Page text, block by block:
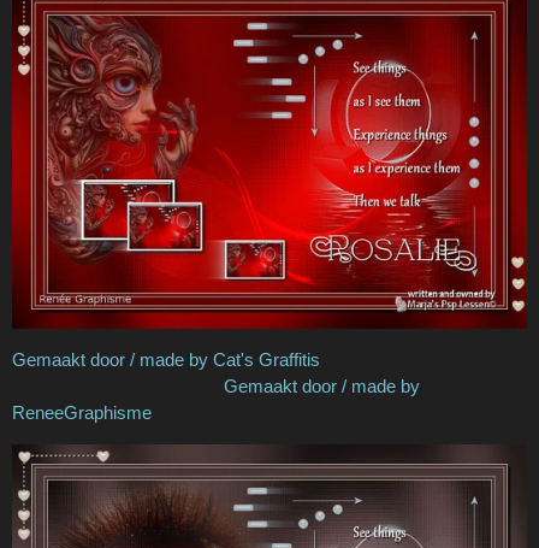
Gemaakt door / made by Cat's Graffitis
Gemaakt door / made by
ReneeGraphisme